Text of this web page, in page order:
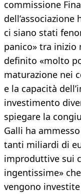
commissione
ci siano stati
panico» tra inizio
definito «molto
maturazione nei
e la capacità
investimento
spiegare la
Galli ha
tanti miliardi di
improduttive sui
ingentissime»
vengono